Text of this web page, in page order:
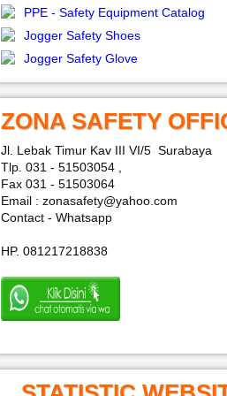
PPE - Safety Equipment Catalog
Jogger Safety Shoes
Jogger Safety Glove
ZONA SAFETY
Jl. Lebak Timur Kav III VI/5 Surabaya
Tlp. 031 - 51503054 ,
Fax 031 - 51503064
Email : zonasafety@yahoo.com
Contact - Whatsapp
HP. 081217218838